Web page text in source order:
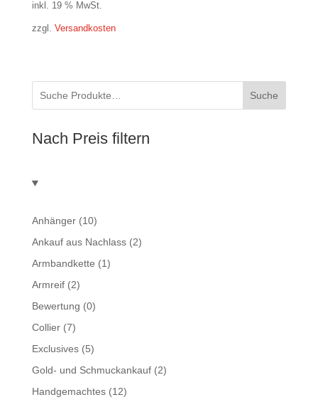
inkl. 19 % MwSt.
zzgl. Versandkosten
Suche
Nach Preis filtern
Anhänger(10)
Ankauf aus Nachlass(2)
Armbandkette (1)
Armreif(2)
Bewertung (0)
Collier(7)
Exclusives(5)
Gold- und Schmuckankauf(2)
Handgemachtes(12)